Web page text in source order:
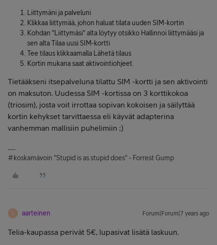
Liittymäni ja palveluni
Klikkaa liittymää, johon haluat tilata uuden SIM-kortin
Kohdan "Liittymäsi" alta löytyy otsikko Hallinnoi liittymääsi ja
sen alta Tilaa uusi SIM-kortti
Tee tilaus klikkaamalla Lähetä tilaus
Kortin mukana saat aktivointiohjeet.
Tietääkseni itsepalveluna tilattu SIM -kortti ja sen aktivointi
on maksuton. Uudessa SIM -kortissa on 3 korttikokoa
(triosim), josta voit irrottaa sopivan kokoisen ja säilyttää
kortin kehykset tarvittaessa eli käyvät adapterina
vanhemman mallisiin puhelimiin ;)
#koskamävoin "Stupid is as stupid does" - Forrest Gump
A aarteinen Forum|Forum|7 years ago
Telia-kaupassa perivät 5€, lupasivat lisätä laskuun.